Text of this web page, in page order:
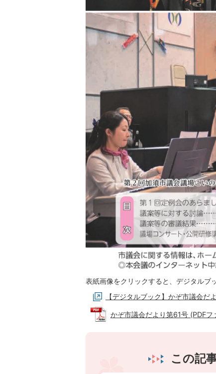
表紙画像をクリックすると、デジタルブ
【デジタルブック】かぞ市議会だ
かぞ市議会だより第61号 (PDFフ
この記